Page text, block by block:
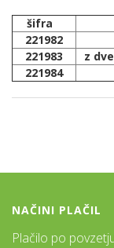
šifra
221982
221983
z
221984
NAČINI PLAČIL
Plačilo po